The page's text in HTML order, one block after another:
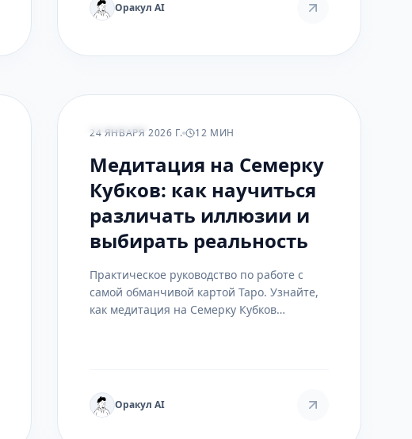
Оракул AI
24 ЯНВАРЯ 2026 Г. 12 МИН
Медитация на Семерку
Кубков: как научиться
различать иллюзии и
выбирать реальность
Практическое руководство по работе с
самой обманчивой картой Таро. Узнайте,
как медитация на Семерку Кубков
Оракул AI